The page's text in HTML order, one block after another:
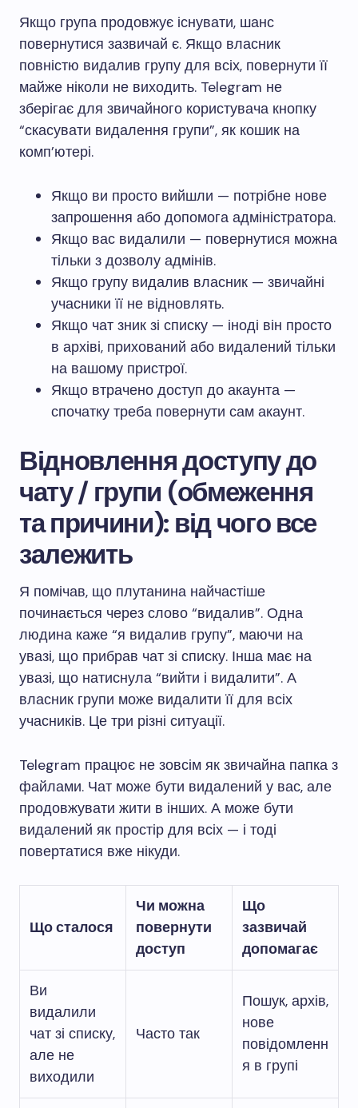
Якщо група продовжує існувати, шанс
повернутися зазвичай є. Якщо власник
повністю видалив групу для всіх, повернути її
майже ніколи не виходить. Telegram не
зберігає для звичайного користувача кнопку
“скасувати видалення групи”, як кошик на
комп’ютері.
Якщо ви просто вийшли — потрібне нове
запрошення або допомога адміністратора.
Якщо вас видалили — повернутися можна
тільки з дозволу адмінів.
Якщо групу видалив власник — звичайні
учасники її не відновлять.
Якщо чат зник зі списку — іноді він просто
в архіві, прихований або видалений тільки
на вашому пристрої.
Якщо втрачено доступ до акаунта —
спочатку треба повернути сам акаунт.
Відновлення доступу до
чату / групи (обмеження
та причини): від чого все
залежить
Я помічав, що плутанина найчастіше
починається через слово “видалив”. Одна
людина каже “я видалив групу”, маючи на
увазі, що прибрав чат зі списку. Інша має на
увазі, що натиснула “вийти і видалити”. А
власник групи може видалити її для всіх
учасників. Це три різні ситуації.
Telegram працює не зовсім як звичайна папка з
файлами. Чат може бути видалений у вас, але
продовжувати жити в інших. А може бути
видалений як простір для всіх — і тоді
повертатися вже нікуди.
Що сталося
Чи можна
повернути
доступ
Що
зазвичай
допомагає
Ви
видалили
чат зі списку,
але не
виходили
Часто так
Пошук, архів,
нове
повідомленн
я в групі